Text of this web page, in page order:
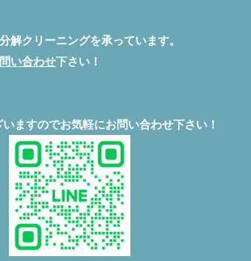
0 auto; padding: 0 16px 60px;
/* === HERO === */ .hero { background:
#1a7a4e 0%, #2ecc89 100%); color: #fff;
font-size: 12px; padding: 3px 12px; margin-
spacing: 0.05em; } .hero h1 { font-size:
24px); font-weight: 800; line-height: 1.4;
} .hero .hero-sub { font-size: 13px;
1.6; } /* === ANSWER FIRST BOX === */
#e8f7ef; border-left: 5px solid
0 12px 12px 0; padding: 18px 20px;
box .answer-label { font-size: 12px;
#1a7a4e; text-transform: uppercase;
解クリーニングを承っています。
い合わせ下さい！
いますのでお気軽にお問い合わせ下さい！